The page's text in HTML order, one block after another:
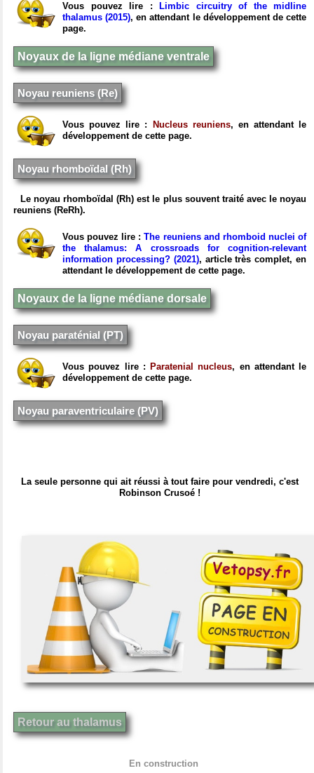
Vous pouvez lire :
Limbic circuitry of the midline
thalamus (2015), en attendant le développement de cette
page.
Noyaux de la ligne médiane ventrale
Noyau reuniens (Re)
Vous pouvez lire : Nucleus reuniens, en attendant le
développement de cette page.
Noyau rhomboïdal (Rh)
Le noyau rhomboïdal (Rh) est le plus souvent traité avec le noyau
reuniens (ReRh).
Vous pouvez lire :The reuniens and rhomboid nuclei of
the thalamus: A crossroads for cognition-relevant
information processing? (2021), article très complet, en
attendant le développement de cette page.
Noyaux de la ligne médiane dorsale
Noyau paraténial (PT)
Vous pouvez lire : Paratenial nucleus, en attendant le
développement de cette page.
Noyau paraventriculaire (PV)
La seule personne qui ait réussi à tout faire pour vendredi, c'est
Robinson Crusoé !
Retour au thalamus
En construction